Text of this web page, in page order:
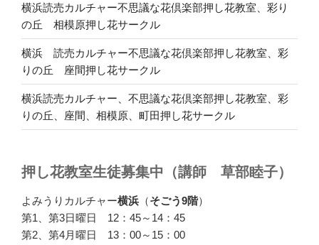
横浜読売カルチャー不思議な花倶楽部押し花教室、彩り
の丘 相模原押し花サークル
横浜 読売カルチャー不思議な花倶楽部押し花教室、彩
りの丘 座間押し花サークル
横浜読売カルチャー、不思議な花倶楽部押し花教室、彩
りの丘、座間、相模原、町田押し花サークル
押し花教室生徒募集中（講師 草部睦子）
よみうりカルチャー横浜 （そごう9階）
第1、第3日曜日 12：45～14：45
第2、第4月曜日 13：00～15：00